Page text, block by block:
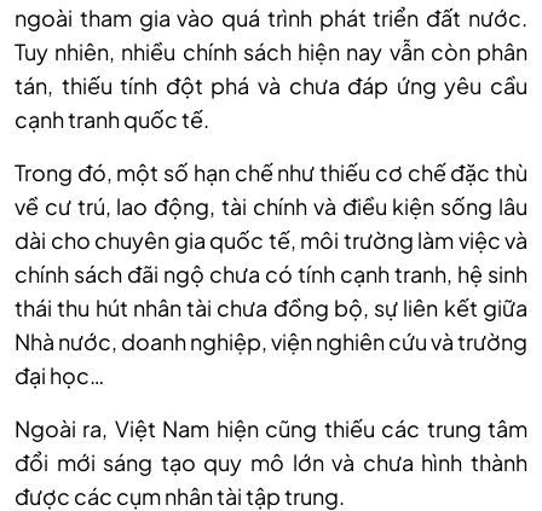
ngoài tham gia vào quá trình phát triển đất nước.
Tuy nhiên, nhiều chính sách hiện nay vẫn còn phân
tán, thiếu tính đột phá và chưa đáp ứng yêu cầu
cạnh tranh quốc tế.
Trong đó, một số hạn chế như thiếu cơ chế đặc thù
về cư trú, lao động, tài chính và điều kiện sống lâu
dài cho chuyên gia quốc tế, môi trường làm việc và
chính sách đãi ngộ chưa có tính cạnh tranh, hệ sinh
thái thu hút nhân tài chưa đồng bộ, sự liên kết giữa
Nhà nước, doanh nghiệp, viện nghiên cứu và trường
đại học…
Ngoài ra, Việt Nam hiện cũng thiếu các trung tâm
đổi mới sáng tạo quy mô lớn và chưa hình thành
được các cụm nhân tài tập trung.